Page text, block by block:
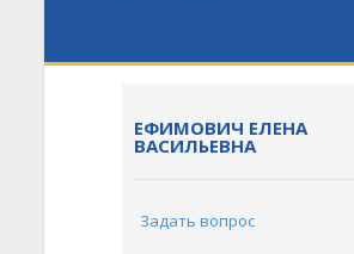
ЕФИМОВИЧ ЕЛЕНА
ВАСИЛЬЕВНА
Задать вопрос